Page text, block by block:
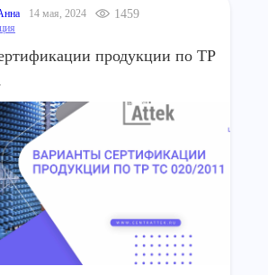
14 мая, 2024 1459
продукции по ТР